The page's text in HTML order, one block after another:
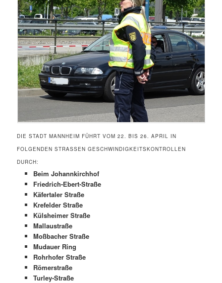
DIE STADT MANNHEIM FÜHRT VOM 22. BIS 26. APRIL IN
FOLGENDEN STRASSEN GESCHWINDIGKEITSKONTROLLEN D
URCH:
Beim Johannkirchhof
Friedrich-Ebert-Straße
Käfertaler Straße
Krefelder Straße
Külsheimer Straße
Mallaustraße
Moßbacher Straße
Mudauer Ring
Rohrhofer Straße
Römerstraße
Turley-Straße